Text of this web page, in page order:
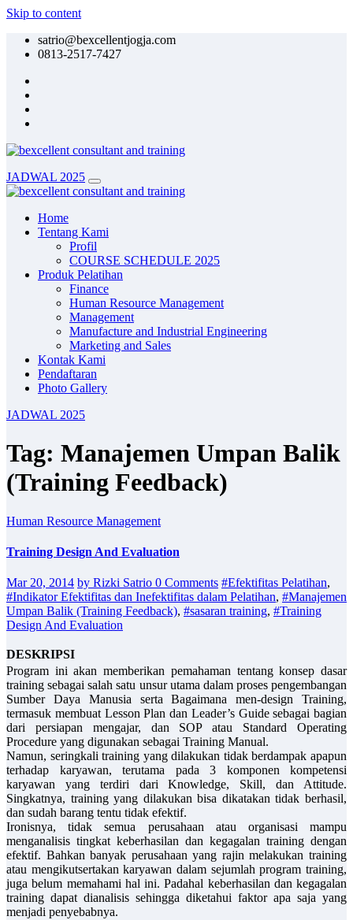
Skip to content
satrio@bexcellentjogja.com
0813-2517-7427
JADWAL 2025
Home
Tentang Kami
Profil
COURSE SCHEDULE 2025
Produk Pelatihan
Finance
Human Resource Management
Management
Manufacture and Industrial Engineering
Marketing and Sales
Kontak Kami
Pendaftaran
Photo Gallery
JADWAL 2025
Tag: Manajemen Umpan Balik
(Training Feedback)
Human Resource Management
Training Design And Evaluation
Mar 20, 2014 by Rizki Satrio 0 Comments #Efektifitas Pelatihan,
#Indikator Efektifitas dan Inefektifitas dalam Pelatihan, #Manajemen
Umpan Balik (Training Feedback), #sasaran training, #Training
Design And Evaluation
DESKRIPSI
Program ini akan memberikan pemahaman tentang konsep dasar
training sebagai salah satu unsur utama dalam proses pengembangan
Sumber Daya Manusia serta Bagaimana men-design Training,
termasuk membuat Lesson Plan dan Leader’s Guide sebagai bagian
dari persiapan mengajar, dan SOP atau Standard Operating
Procedure yang digunakan sebagai Training Manual.
Namun, seringkali training yang dilakukan tidak berdampak apapun
terhadap karyawan, terutama pada 3 komponen kompetensi
karyawan yang terdiri dari Knowledge, Skill, dan Attitude.
Singkatnya, training yang dilakukan bisa dikatakan tidak berhasil,
dan sudah barang tentu tidak efektif.
Ironisnya, tidak semua perusahaan atau organisasi mampu
menganalisis tingkat keberhasilan dan kegagalan training dengan
efektif. Bahkan banyak perusahaan yang rajin melakukan training
atau mengikutsertakan karyawan dalam sejumlah program training,
juga belum memahami hal ini. Padahal keberhasilan dan kegagalan
training dapat dianalisis sehingga diketahui faktor apa saja yang
menjadi penyebabnya.